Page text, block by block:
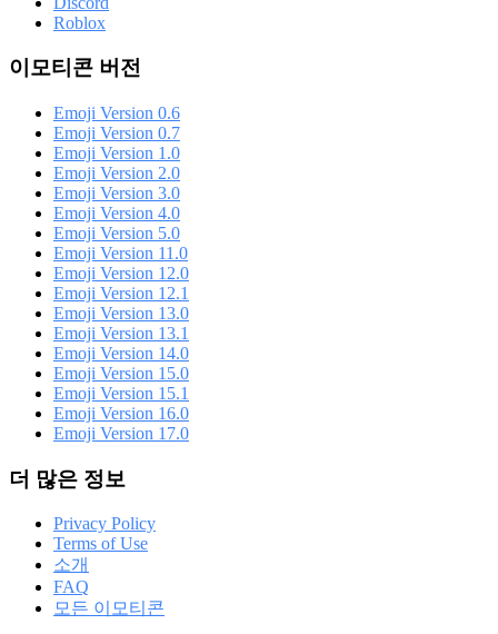
Roblox
이모티콘 버전
Emoji Version 0.6
Emoji Version 0.7
Emoji Version 1.0
Emoji Version 2.0
Emoji Version 3.0
Emoji Version 4.0
Emoji Version 5.0
Emoji Version 11.0
Emoji Version 12.0
Emoji Version 12.1
Emoji Version 13.0
Emoji Version 13.1
Emoji Version 14.0
Emoji Version 15.0
Emoji Version 15.1
Emoji Version 16.0
Emoji Version 17.0
더 많은 정보
Privacy Policy
Terms of Use
소개
FAQ
모든 이모티콘